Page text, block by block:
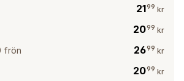
2199 kr
2099 kr
frön 2699 kr
2099 kr